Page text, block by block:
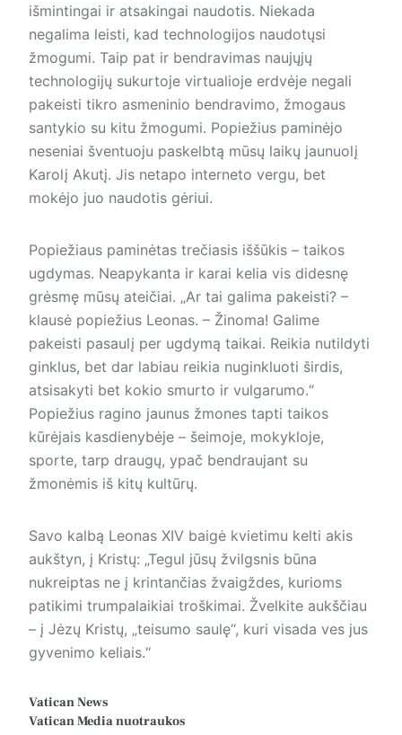
išmintingai ir atsakingai naudotis. Niekada
negalima leisti, kad technologijos naudotųsi
žmogumi. Taip pat ir bendravimas naujųjų
technologijų sukurtoje virtualioje erdvėje negali
pakeisti tikro asmeninio bendravimo, žmogaus
santykio su kitu žmogumi. Popiežius paminėjo
neseniai šventuoju paskelbtą mūsų laikų jaunuolį
Karolį Akutį. Jis netapo interneto vergu, bet
mokėjo juo naudotis gėriui.
Popiežiaus paminėtas trečiasis iššūkis – taikos
ugdymas. Neapykanta ir karai kelia vis didesnę
grėsmę mūsų ateičiai. „Ar tai galima pakeisti? –
klausė popiežius Leonas. – Žinoma! Galime
pakeisti pasaulį per ugdymą taikai. Reikia nutildyti
gink­lus, bet dar labiau reikia nuginkluoti širdis,
atsisakyti bet kokio smurto ir vulgarumo.“
Popiežius ragino jaunus žmones tapti taikos
kūrėjais kasdienybėje – šeimoje, mokykloje,
sporte, tarp draugų, ypač bendraujant su
žmonėmis iš kitų kultūrų.
Savo kalbą Leonas XIV baigė kvietimu kelti akis
aukštyn, į Kristų: „Tegul jūsų žvilgsnis būna
nukreiptas ne į krintančias žvaigždes, kurioms
patikimi trumpalaikiai troškimai. Žvelkite aukščiau
– į Jėzų Kristų, „teisumo saulę“, kuri visada ves jus
gyvenimo keliais.“
Vatican News
Vatican Medianuotraukos